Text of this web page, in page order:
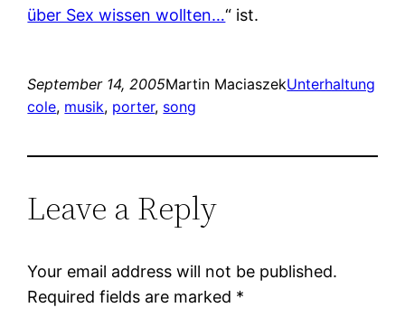
über Sex wissen wollten…“ ist.
September 14, 2005Martin MaciaszekUnterhaltung
cole, musik, porter, song
Leave a Reply
Your email address will not be published.
Required fields are marked *